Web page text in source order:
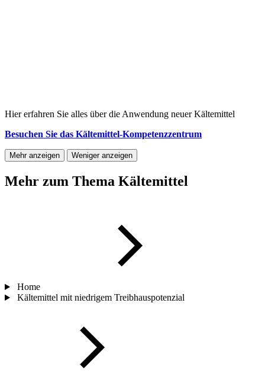
Hier erfahren Sie alles über die Anwendung neuer Kältemittel
Besuchen Sie das Kältemittel-Kompetenzzentrum
Mehr anzeigen Weniger anzeigen
Mehr zum Thema Kältemittel
Home
Kältemittel mit niedrigem Treibhauspotenzial